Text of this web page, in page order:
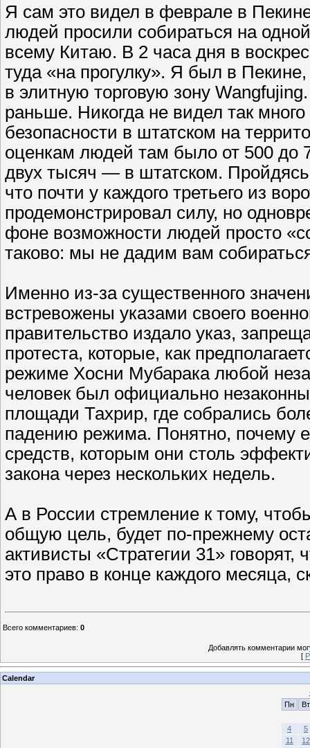
Я сам это видел в феврале в
людей просили собираться на
всему Китаю. В 2 часа дня в
туда «на прогулку». Я был в
в элитную торговую зону
раньше. Никогда не видел так
безопасности в штатском на
оценкам людей там было от 500 до
двух тысяч — в штатском.
что почти у каждого третьего из
продемонстрировал силу, но
фоне возможности людей просто
таково: мы не дадим вам
Именно из-за существенного
встревожены указами своего
правительство издало указ,
протеста, которые, как
режиме Хосни Мубарака любой
человек был официально
площади Тахрир, где собрались
падению режима. Понятно, почему
средств, которым они столь
закона через нескольких недель.
А в России стремление к тому,
общую цель, будет по-прежнему
активисты «Стратегии 31» говорят,
это право в конце каждого месяца,
Всего комментариев: 0
Добавлять комментарии
[
Calendar
Пн
Вт
4
5
11
12